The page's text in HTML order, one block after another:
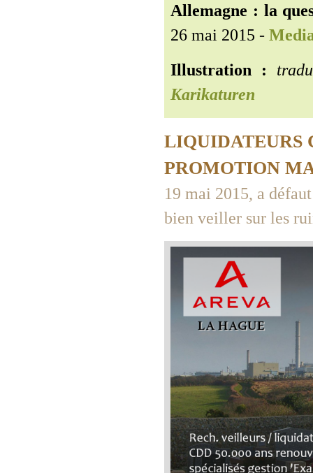
Allemagne : la
26 mai 2015 -
Illustration :
Karikaturen
LIQUIDATEURS
PROMOTION
19 mai 2015, a
bien veiller sur les